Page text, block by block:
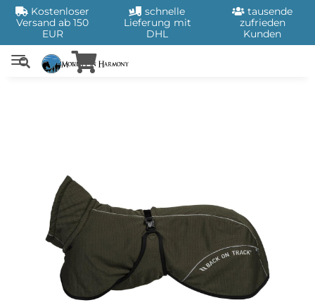
Kostenloser
Versand ab 150
EUR
schnelle
Lieferung mit
DHL
tausende
zufrieden
Kunden